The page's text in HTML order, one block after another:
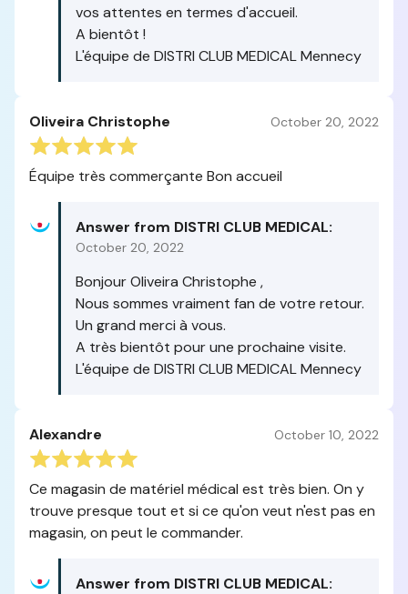
vos attentes en termes d'accueil.
A bientôt !
L'équipe de DISTRI CLUB MEDICAL Mennecy
Oliveira Christophe October 20, 2022
Équipe très commerçante Bon accueil
Answer from DISTRI CLUB MEDICAL:
October 20, 2022
Bonjour Oliveira Christophe ,
Nous sommes vraiment fan de votre retour.
Un grand merci à vous.
A très bientôt pour une prochaine visite.
L'équipe de DISTRI CLUB MEDICAL Mennecy
Alexandre October 10, 2022
Ce magasin de matériel médical est très bien. On y
trouve presque tout et si ce qu'on veut n'est pas en
magasin, on peut le commander.
Answer from DISTRI CLUB MEDICAL: